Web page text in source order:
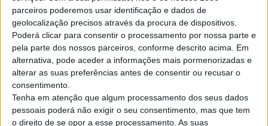
parceiros poderemos usar identificação e dados de
geolocalização precisos através da procura de dispositivos.
Poderá clicar para consentir o processamento por nossa parte e
pela parte dos nossos parceiros, conforme descrito acima. Em
alternativa, pode aceder a informações mais pormenorizadas e
alterar as suas preferências antes de consentir ou recusar o
consentimento.
Tenha em atenção que algum processamento dos seus dados
pessoais poderá não exigir o seu consentimento, mas que tem
o direito de se opor a esse processamento. As suas
Top cidades
Lisboa
Porto
Amadora